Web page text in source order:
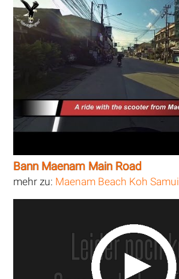
Bann Maenam Main Road
mehr zu: Maenam Beach Koh Samui